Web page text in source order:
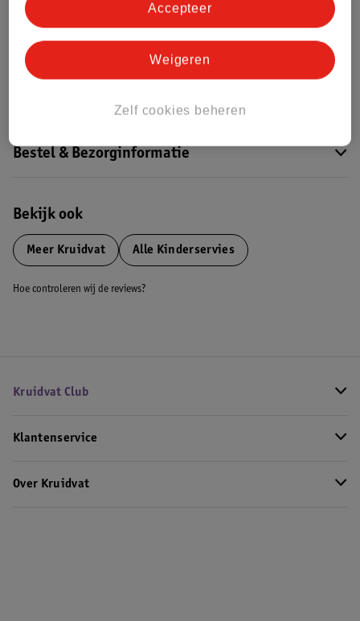
Nature Impact Score
Dit product heeft (nog) geen Nature
Bestel & Bezorginformatie
Bekijk ook
Meer Kruidvat Alle Kinderservies
Hoe controleren wij de reviews?
Kruidvat Club
Klantenservice
Over Kruidvat
Zelf cookies beheren
Weigeren
Accepteer